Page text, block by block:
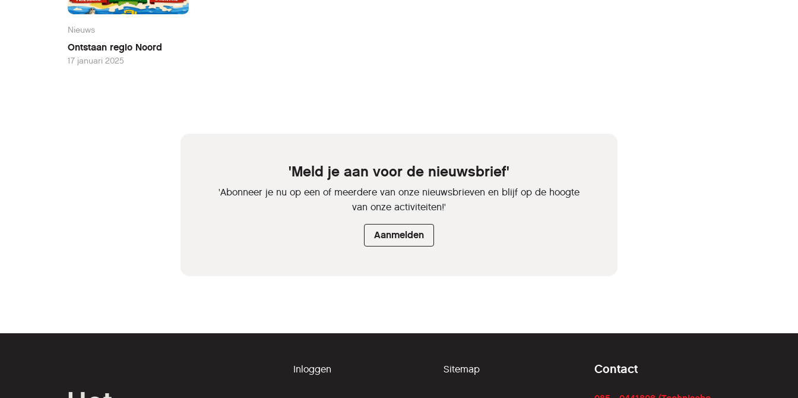
Nieuws
Ontstaan regio Noord
17 januari 2025
'Meld je aan voor de nieuwsbrief'
'Abonneer je nu op een of meerdere van onze nieuwsbrieven en blijf op de hoogte
van onze activiteiten!'
Aanmelden
Inloggen Sitemap Contact